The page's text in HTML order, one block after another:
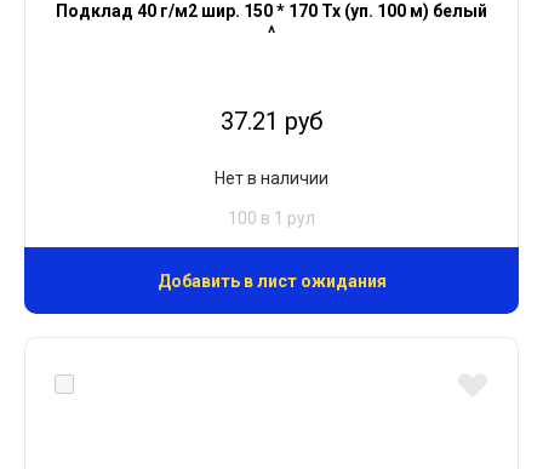
Подклад 40 г/м2 шир. 150 * 170 Тх (уп. 100 м) белый
^
37.21 руб
Нет в наличии
100 в 1 рул
Добавить в лист ожидания